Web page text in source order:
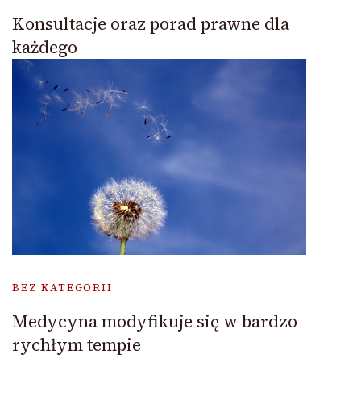
Konsultacje oraz porad prawne dla
każdego
BEZ KATEGORII
Medycyna modyfikuje się w bardzo
rychłym tempie